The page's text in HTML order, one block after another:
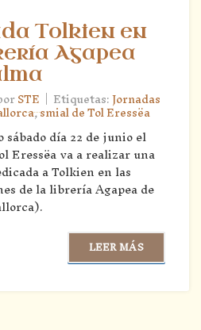
Tolkien en
Agapea
STE | Etiquetas:Jornadas
,smial de Tol Eressëa
día 22 de junio el
Eressëa va a realizar una
a Tolkien en las
de la librería Agapea de
LEER MÁS